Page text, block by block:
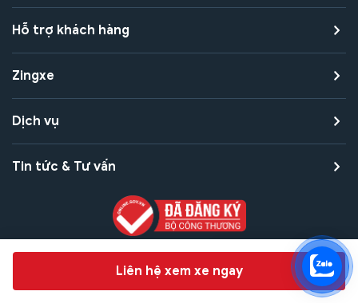
Chat hỗ trợ
Liên hệ xem xe ngay
Hỗ trợ khách hàng
Zingxe
Dịch vụ
Tin tức & Tư vấn
Bảo mật quyền riêng tư
Điều khoản sử dụng